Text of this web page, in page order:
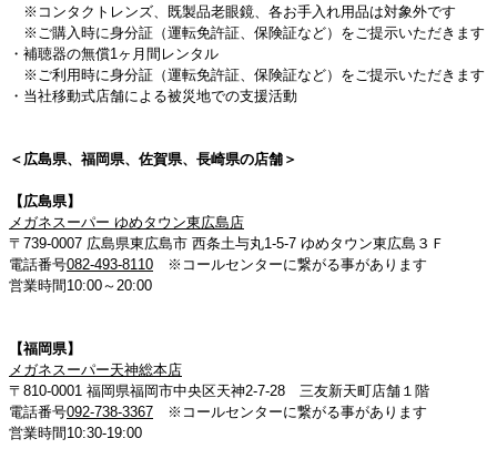
※コンタクトレンズ、既製品老眼鏡、各お手入れ用品は対象外です
※ご購入時に身分証（運転免許証、保険証など）をご提示いただきます
・補聴器の無償1ヶ月間レンタル
※ご利用時に身分証（運転免許証、保険証など）をご提示いただきます
・当社移動式店舗による被災地での支援活動
＜広島県、福岡県、佐賀県、長崎県の店舗＞
【広島県】
メガネスーパー ゆめタウン東広島店
〒739-0007 広島県東広島市 西条土与丸1-5-7 ゆめタウン東広島３Ｆ
電話番号082-493-8110 ※コールセンターに繋がる事があります
営業時間10:00～20:00
【福岡県】
メガネスーパー天神総本店
〒810-0001 福岡県福岡市中央区天神2-7-28 三友新天町店舗１階
電話番号092-738-3367 ※コールセンターに繋がる事があります
営業時間10:30-19:00